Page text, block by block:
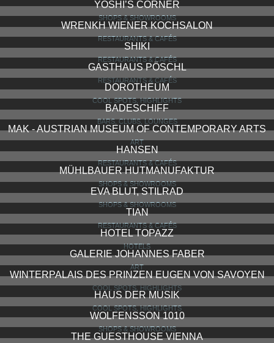
YOSHI’S CORNER
SHOPS & SHOWROOMS
WRENKH WIENER KOCHSALON
RESTAURANTS & CAFÉS
SHIKI
RESTAURANTS & CAFÉS
GASTHAUS PÖSCHL
RESTAURANTS & CAFÉS
DOROTHEUM
COOL SPOTS, HIGHLIGHTS
BADESCHIFF
BARS, CLUBS, LOUNGES
MAK - AUSTRIAN MUSEUM OF CONTEMPORARY ARTS
ART
HANSEN
RESTAURANTS & CAFÉS
MÜHLBAUER HUTMANUFAKTUR
SHOPS & SHOWROOMS
EVA BLUT, STILRAD
SHOPS & SHOWROOMS
TIAN
RESTAURANTS & CAFÉS
HOTEL TOPAZZ
HOTELS
GALERIE JOHANNES FABER
ART
WINTERPALAIS DES PRINZEN EUGEN VON SAVOYEN
COOL SPOTS, HIGHLIGHTS
HAUS DER MUSIK
COOL SPOTS, HIGHLIGHTS
WOLFENSSON 1010
SHOPS & SHOWROOMS
THE GUESTHOUSE VIENNA